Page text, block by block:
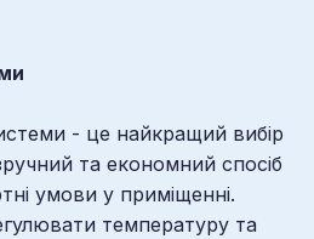
- це найкращий вибір
та економний спосіб
умови у приміщенні.
температуру та